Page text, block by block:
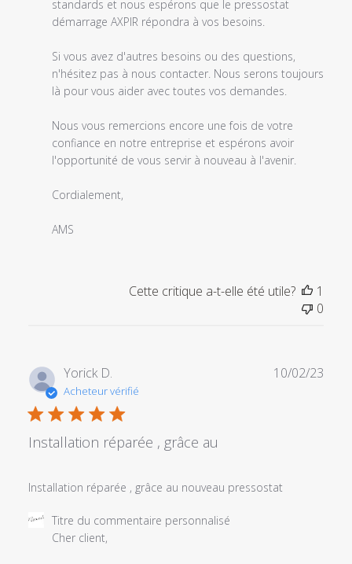
standards et nous espérons que le pressostat
démarrage AXPIR répondra à vos besoins.
Si vous avez d'autres besoins ou des questions,
n'hésitez pas à nous contacter. Nous serons toujours
là pour vous aider avec toutes vos demandes.
Nous vous remercions encore une fois de votre
confiance en notre entreprise et espérons avoir
l'opportunité de vous servir à nouveau à l'avenir.
Cordialement,
AMS
Cette critique a-t-elle été utile?
1
0
Yorick D.
Acheteur vérifié
Installation réparée , grâce au
Installation réparée , grâce au nouveau pressostat
Commentaires
Titre du commentaire personnalisé
Cher client,
10/02/23